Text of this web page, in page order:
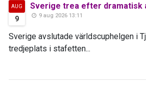
AUG
9
Sverige trea efter dramatisk
9 aug 2026 13:11
Sverige avslutade världscuphelgen i
tredjeplats i stafetten...